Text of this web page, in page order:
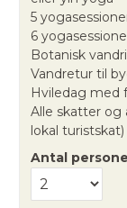
5
6
Botanisk
Vandretur til
Hviledag med
Alle skatter og
lokal turistskat)
Antal